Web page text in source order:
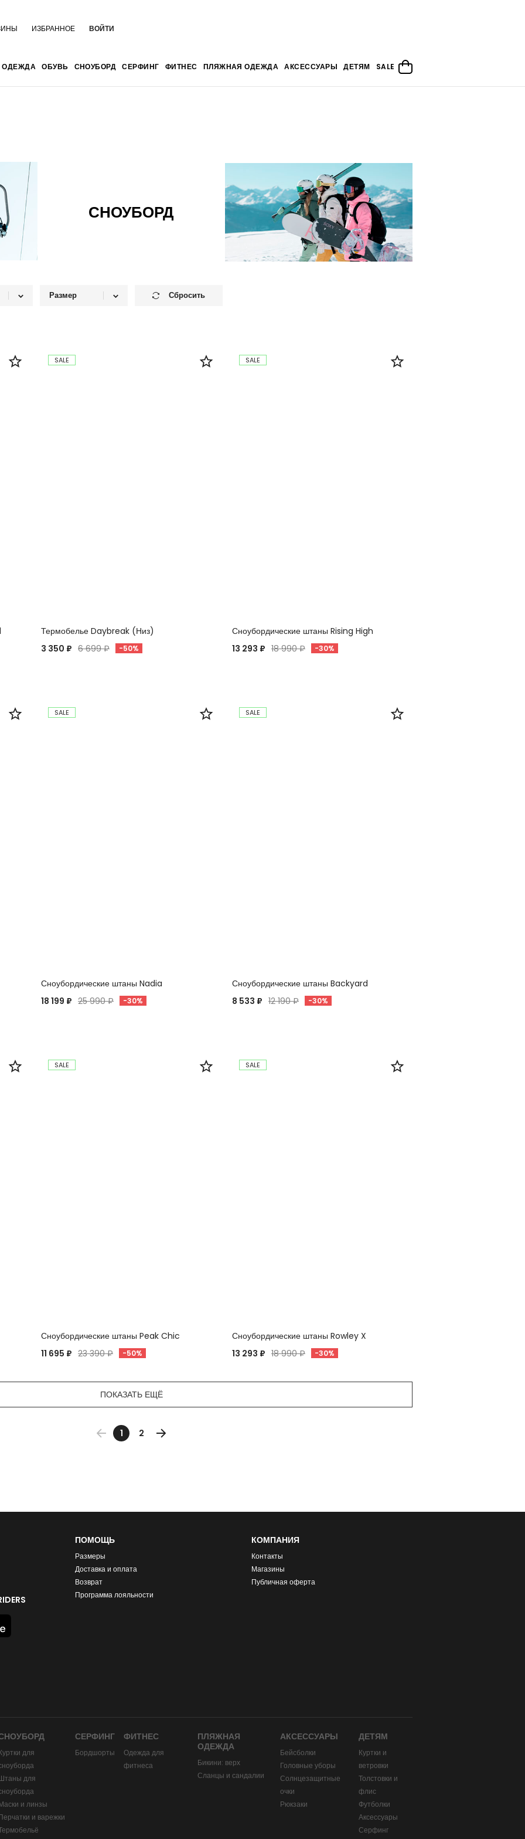
ИЗБРАННОЕ ВОЙТИ
ОДЕЖДА ОБУВЬ СНОУБОРД СЕРФИНГ ФИТНЕС ПЛЯЖНАЯ ОДЕЖДА АКСЕССУАРЫ ДЕТЯМ SALE
СНОУБОРД
Размер
M
Сбросить
SALE
Термобелье Daybreak (Низ)
3 350 ₽ 6 699 ₽ -50%
SALE
Сноубордические штаны Rising High
13 293 ₽ 18 990 ₽ -30%
SALE
Сноубордические штаны Nadia
18 199 ₽ 25 990 ₽ -30%
SALE
Сноубордические штаны Backyard
8 533 ₽ 12 190 ₽ -30%
SALE
Сноубордические штаны Peak Chic
11 695 ₽ 23 390 ₽ -50%
SALE
Сноубордические штаны Rowley X
13 293 ₽ 18 990 ₽ -30%
ПОКАЗАТЬ ЕЩЁ
1 2
ПОМОЩЬ
Размеры
Доставка и оплата
Возврат
Программа лояльности
КОМПАНИЯ
Контакты
Магазины
Публичная оферта
для
для
и линзы
и варежки
СЕРФИНГ
Бордшорты
ФИТНЕС
Одежда для
фитнеса
ПЛЯЖНАЯ
ОДЕЖДА
Бикини: верх
Сланцы и сандалии
АКСЕССУАРЫ
Бейсболки
Головные уборы
Солнцезащитные
очки
Рюкзаки
ДЕТЯМ
Куртки и
ветровки
Толстовки и
флис
Футболки
Аксессуары
Серфинг